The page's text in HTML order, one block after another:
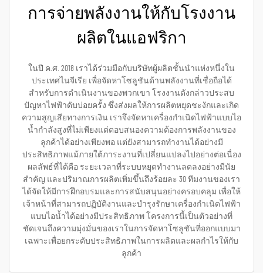
การจ่ายพลังงานให้กับโรงงาน
ผลิตในแอฟริกา
ในปี ค.ศ. 2018 เราได้ร่วมมือกับบริษัทผู้ผลิตชั้นนำแห่งหนึ่งใน
ประเทศไนจีเรีย เพื่อจัดหาโซลูชันด้านพลังงานที่เชื่อถือได้
สำหรับการดำเนินงานของพวกเขา โรงงานดังกล่าวประสบ
ปัญหาไฟฟ้าดับบ่อยครั้ง ซึ่งส่งผลให้การผลิตหยุดชะงักและเกิด
ความสูญเสียทางการเงิน เราจึงจัดหาเครื่องกำเนิดไฟฟ้าแบบไอ
น้ำกำลังสูงที่ไม่เพียงแต่ตอบสนองความต้องการพลังงานของ
ลูกค้าได้อย่างเพียงพอ แต่ยังสามารถทำงานได้อย่างมี
ประสิทธิภาพแม้ภายใต้ภาระงานที่เปลี่ยนแปลงไปอย่างต่อเนื่อง
ผลลัพธ์ที่ได้คือ ระยะเวลาที่ระบบหยุดทำงานลดลงอย่างมีนัย
สำคัญ และปริมาณการผลิตเพิ่มขึ้นถึงร้อยละ 30 ทีมงานของเรา
ได้จัดให้มีการฝึกอบรมและการสนับสนุนอย่างครอบคลุม เพื่อให้
เจ้าหน้าที่สามารถปฏิบัติงานและบำรุงรักษาเครื่องกำเนิดไฟฟ้า
แบบไอน้ำได้อย่างมีประสิทธิภาพ โครงการนี้เป็นตัวอย่างที่
ชัดเจนถึงความมุ่งมั่นของเราในการจัดหาโซลูชันที่ออกแบบมา
เฉพาะเพื่อยกระดับประสิทธิภาพในการผลิตและผลกำไรให้กับ
ลูกค้า